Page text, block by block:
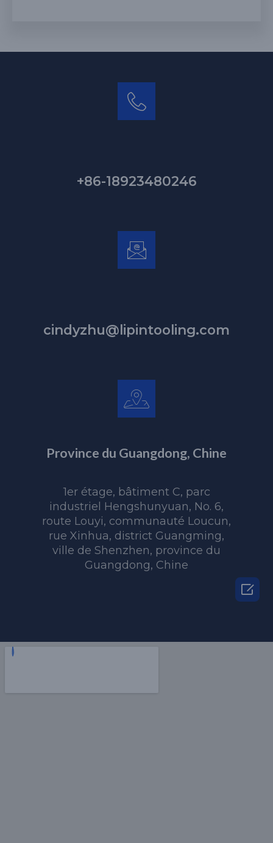
+86-18923480246
cindyzhu@lipintooling.com
Province du Guangdong, Chine
1er étage, bâtiment C, parc
industriel Hengshunyuan, No. 6,
route Louyi, communauté Loucun,
rue Xinhua, district Guangming,
ville de Shenzhen, province du
Guangdong, Chine
